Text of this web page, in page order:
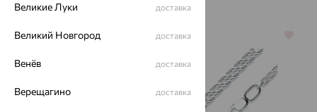
64% 64%
Великие Луки доставка
Великий Новгород доставка
Венёв доставка
Верещагино доставка